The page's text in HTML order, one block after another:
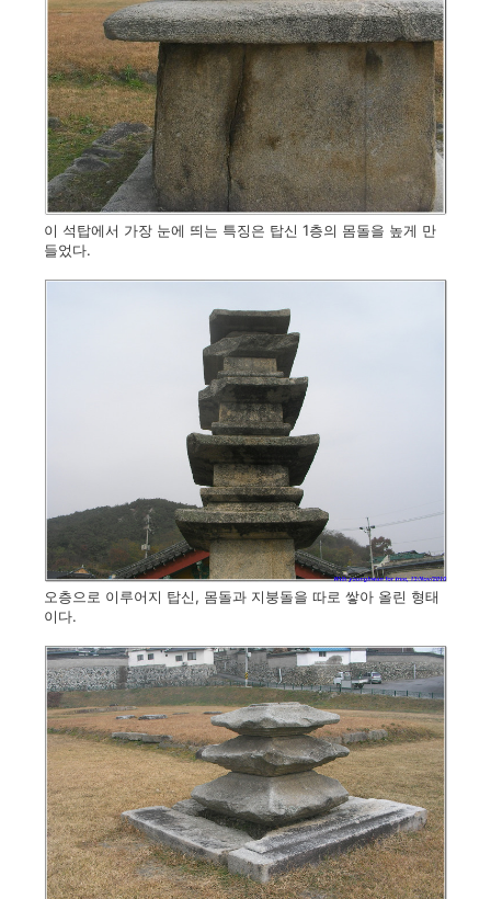
이 석탑에서 가장 눈에 띄는 특징은 탑신 1층의 몸돌을 높게 만
들었다.
오층으로 이루어지 탑신, 몸돌과 지붕돌을 따로 쌓아 올린 형태
이다.